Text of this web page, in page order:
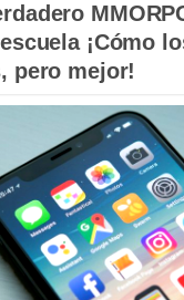
¡Cómo
pero mejor!